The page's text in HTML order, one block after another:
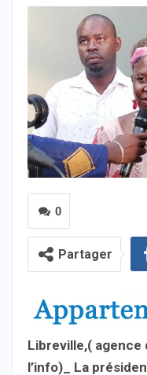
0
Partager
Libreville,( agence
l’info)_ La